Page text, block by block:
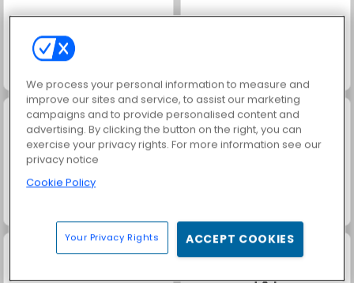
We process your personal information to measure and
improve our sites and service, to assist our marketing
campaigns and to provide personalised content and
advertising. By clicking the button on the right, you can
exercise your privacy rights. For more information see our
privacy notice
Cookie Policy
Your Privacy Rights ACCEPT COOKIES